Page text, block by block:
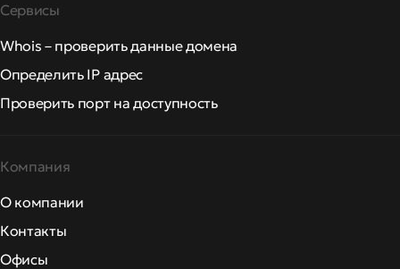
Сервисы
Whois – проверить данные домена
Определить IP адрес
Проверить порт на доступность
Компания
О компании
Контакты
Офисы